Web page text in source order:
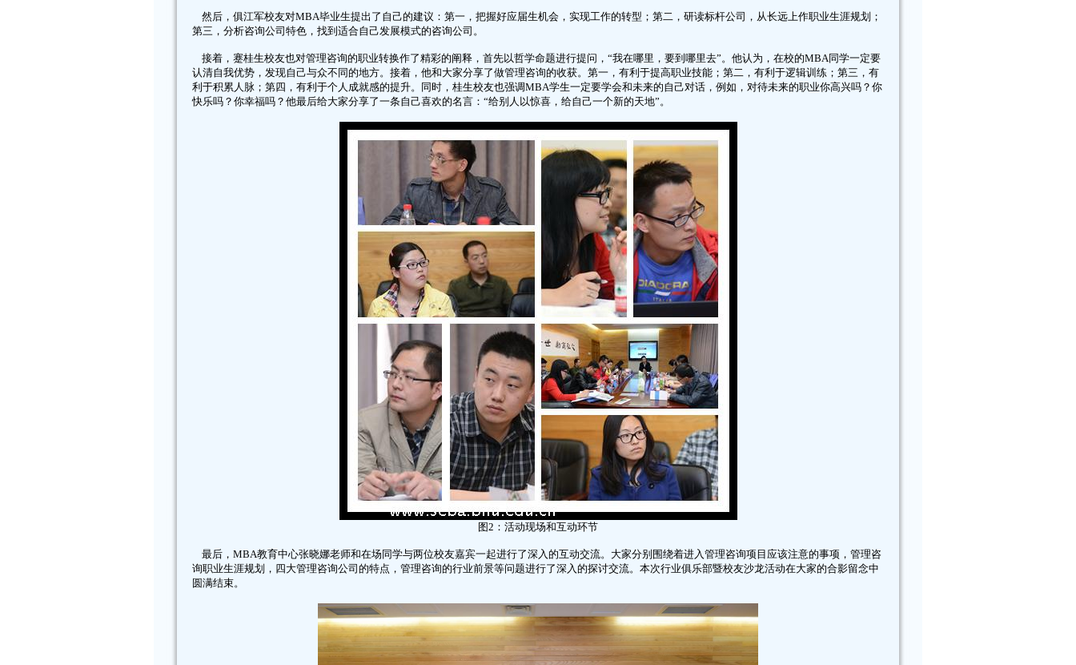
然后，俱江军校友对MBA毕业生提出了自己的建议：第一，把握好应届生机会，实现工作的转型；第二，研读标杆公司，从长远上作职业生涯规划；
第三，分析咨询公司特色，找到适合自己发展模式的咨询公司。
接着，蹇桂生校友也对管理咨询的职业转换作了精彩的阐释，首先以哲学命题进行提问，“我在哪里，要到哪里去”。他认为，在校的MBA同学一定要
认清自我优势，发现自己与众不同的地方。接着，他和大家分享了做管理咨询的收获。第一，有利于提高职业技能；第二，有利于逻辑训练；第三，有
利于积累人脉；第四，有利于个人成就感的提升。同时，桂生校友也强调MBA学生一定要学会和未来的自己对话，例如，对待未来的职业你高兴吗？你
快乐吗？你幸福吗？他最后给大家分享了一条自己喜欢的名言：“给别人以惊喜，给自己一个新的天地”。
图2：活动现场和互动环节
最后，MBA教育中心张晓娜老师和在场同学与两位校友嘉宾一起进行了深入的互动交流。大家分别围绕着进入管理咨询项目应该注意的事项，管理咨
询职业生涯规划，四大管理咨询公司的特点，管理咨询的行业前景等问题进行了深入的探讨交流。本次行业俱乐部暨校友沙龙活动在大家的合影留念中
圆满结束。